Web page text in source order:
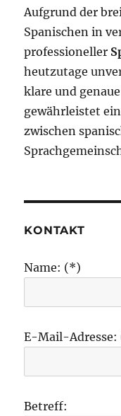
Aufgrund der
Spanischen in
professioneller
heutzutage
klare und
gewährleistet
zwischen
KONTAKT
Name: (*)
E-Mail-
Betreff: